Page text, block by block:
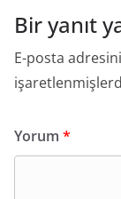
Bir yanıt
E-posta
Yorum *